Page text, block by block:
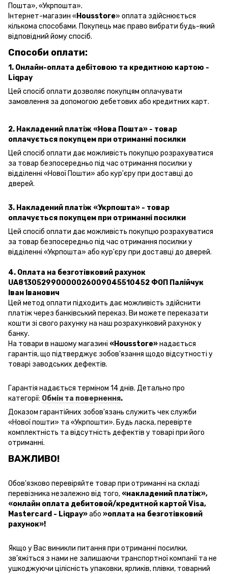
Пошта», «Укрпошта».
Інтернет-магазин «Housstore» оплата здійснюється
кількома способами. Покупець має право вибрати будь-який
відповідний йому спосіб.
Способи оплати:
1. Онлайн-оплата дебітовою та кредитною картою -
Liqpay
Цей спосіб оплати дозволяє покупцям оплачувати
замовлення за допомогою дебетових або кредитних карт.
2. Накладений платіж «Нова Пошта» - товар
оплачується покупцем при отриманні посилки
Цей спосіб оплати дає можливість покупцю розрахуватися
за товар безпосередньо під час отримання посилки у
відділенні «Нової Пошти» або кур'єру при доставці до
дверей.
3. Накладений платіж «Укрпошта» - товар
оплачується покупцем при отриманні посилки
Цей спосіб оплати дає можливість покупцю розрахуватися
за товар безпосередньо під час отримання посилки у
відділенні «Укрпошта» або кур'єру при доставці до дверей.
4. Оплата на безготівковий рахунок
UA813052990000026009045510452 ФОП Палійчук
Іван Іванович
Цей метод оплати підходить дає можливість здійснити
платіж через банківський переказ. Ви можете переказати
кошти зі свого рахунку на наш розрахунковий рахунок у
банку.
На товари в нашому магазині «Housstore»надається
гарантія, що підтверджує зобов'язання щодо відсутності у
товарі заводських дефектів.
Гарантія надається терміном 14 днів. Детально про
категорії: Обмін та повернення.
Доказом гарантійних зобов'язань служить чекслужби
«Нової пошти» та «Укрпошти». Будь ласка, перевірте
комплектність та відсутність дефектів у товарі при його
отриманні.
ВАЖЛИВО!
Обов'язково перевіряйте товар при отриманні на складі
перевізника незалежно від того, «накладений платіж»,
«онлайн оплата дебитовой/кредитной картой Visa,
Mastercard - Liqpay»або »оплата на безготівковий
рахунок»!
Якщо у Вас виникли питання при отриманні посилки,
зв'яжіться з нами не залишаючи транспортної компанії та не
ушкоджуючи цілісність упаковки, ярликів, плівки, товарний